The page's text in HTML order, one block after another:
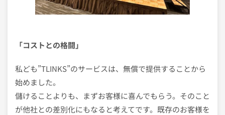
「コストとの格闘」
私ども”TLINKS”のサービスは、無償で提供することから
始めました。
儲けることよりも、まずお客様に喜んでもらう。そのこと
が他社との差別化にもなると考えてです。既存のお客様を